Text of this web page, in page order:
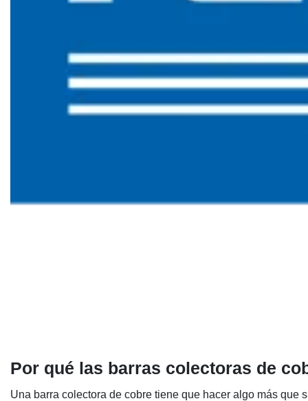
Por qué las barras colectoras de
Una barra colectora de cobre tiene que hacer algo más